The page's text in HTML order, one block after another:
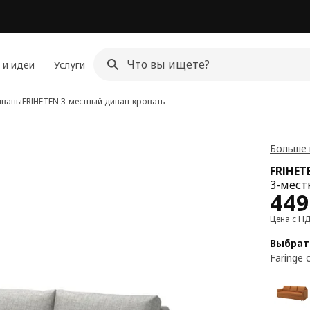
идеи Услуги
FRIHETEN 3-местный диван-кровать
Больше
3-
449
Цена с
Faringe